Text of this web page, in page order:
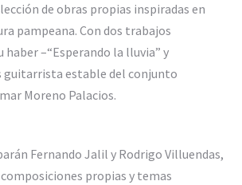
de obras propias inspiradas en
pampeana. Con dos trabajos
haber –“Esperando la lluvia” y
guitarrista estable del conjunto
Moreno Palacios.
Fernando Jalil y Rodrigo Villuendas,
propias y temas